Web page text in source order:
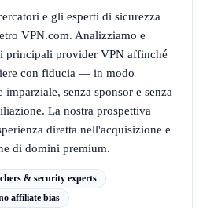
e gli esperti di sicurezza
VPN.com. Analizziamo e
principali provider VPN affinché
con fiducia — in modo
imparziale, senza sponsor e senza
La nostra prospettiva
diretta nell'acquisizione e
di domini premium.
& security experts
affiliate bias